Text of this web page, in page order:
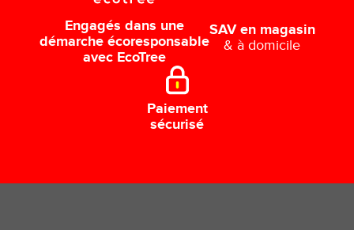
Engagés dans une
démarche écoresponsable
avec EcoTree
SAV en magasin
& à domicile
Paiement
sécurisé